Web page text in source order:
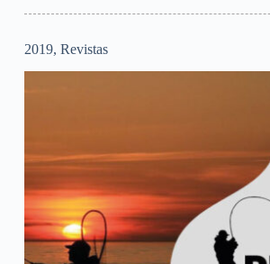
2019, Revistas